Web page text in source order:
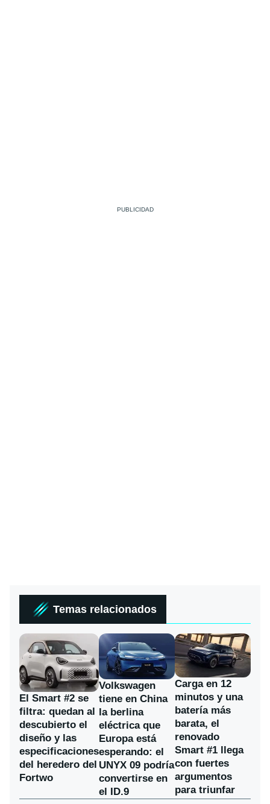
Temas relacionados
El Smart #2 se
filtra: quedan al
descubierto el
diseño y las
especificaciones
del heredero del
Fortwo
Volkswagen
tiene en China
la berlina
eléctrica que
Europa está
esperando: el
UNYX 09 podría
convertirse en
el ID.9
Carga en 12
minutos y una
batería más
barata, el
renovado
Smart #1 llega
con fuertes
argumentos
para triunfar